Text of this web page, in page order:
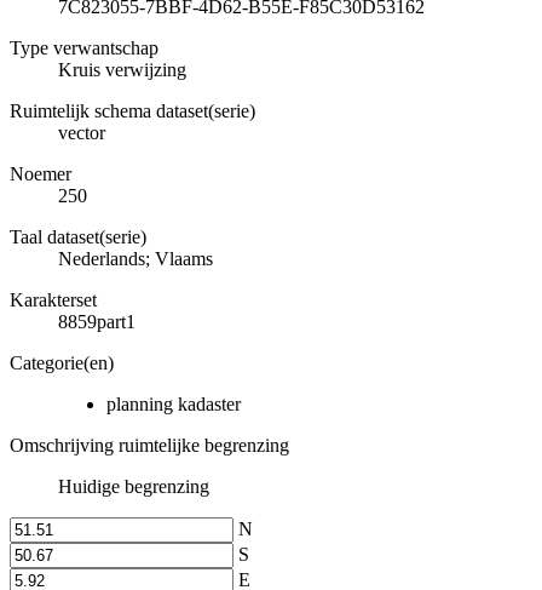
7C823055-7BBF-4D62-B55E-F85C30D53162
Type verwantschap
Kruis verwijzing
Ruimtelijk schema dataset(serie)
vector
Noemer
250
Taal dataset(serie)
Nederlands; Vlaams
Karakterset
8859part1
Categorie(en)
planning kadaster
Omschrijving ruimtelijke begrenzing
Huidige begrenzing
N
S
E